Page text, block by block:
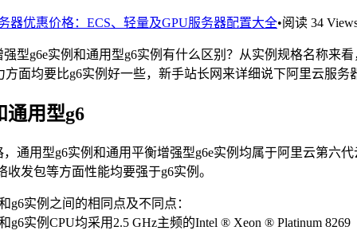
器优惠价格：ECS、轻量及GPU服务器配置大全•阅读 34
型g6e实例和通用型g6实例有什么区别？从实例规格名称来
面均要比g6实例好一些，新手站长网来详细说下阿里云服务
通用型g6
通用型g6实例和通用平衡增强型g6e实例均属于阿里云第六
发包等方面性能均要强于g6实例。
g6实例之间的相同点及不同点：
g6实例CPU均采用2.5 GHz主频的Intel ® Xeon ® Platinum